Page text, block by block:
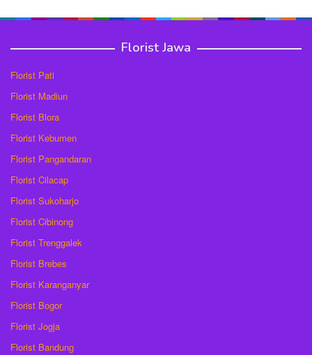
Florist Jawa
Florist Pati
Florist Madiun
Florist Blora
Florist Kebumen
Florist Pangandaran
Florist Cilacap
Florist Sukoharjo
Florist Cibinong
Florist Trenggalek
Florist Brebes
Florist Karanganyar
Florist Bogor
Florist Jogja
Florist Bandung